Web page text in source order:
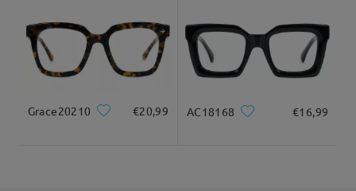
Fai una domanda
Grace20210 €20,99 AC18168 €16,99